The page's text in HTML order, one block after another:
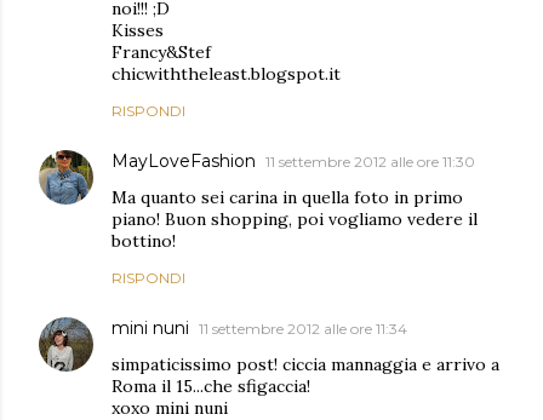
noi!!! ;D
Kisses
Francy&Stef
chicwiththeleast.blogspot.it
RISPONDI
MayLoveFashion 11 settembre 2012 alle ore 11:30
Ma quanto sei carina in quella foto in primo
piano! Buon shopping, poi vogliamo vedere il
bottino!
RISPONDI
mini nuni 11 settembre 2012 alle ore 11:34
simpaticissimo post! ciccia mannaggia e arrivo a
Roma il 15...che sfigaccia!
xoxo mini nuni